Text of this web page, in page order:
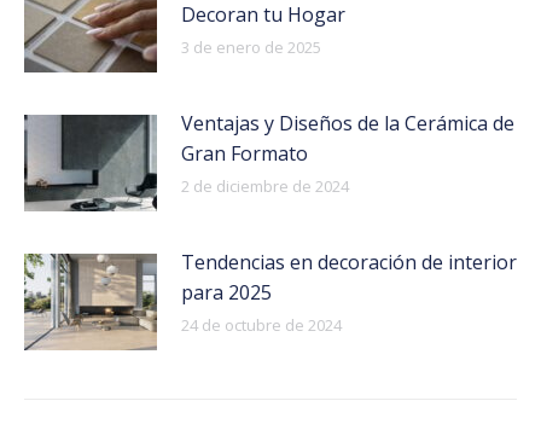
Decoran tu Hogar
3 de enero de 2025
Ventajas y Diseños de la Cerámica de
Gran Formato
2 de diciembre de 2024
Tendencias en decoración de interior
para 2025
24 de octubre de 2024